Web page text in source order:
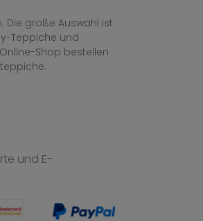
Die große Auswahl ist
Teppiche und
Shop bestellen
und E-